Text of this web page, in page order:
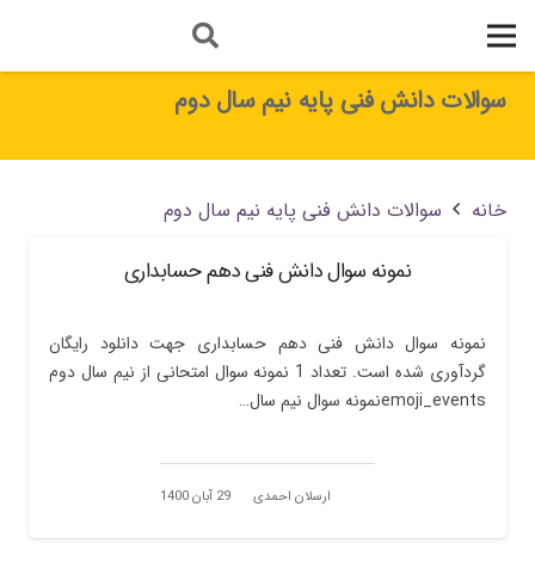
سوالات دانش فنی پایه نیم سال دوم
خانه سوالات دانش فنی پایه نیم سال دوم
نمونه سوال دانش فنی دهم حسابداری
نمونه سوال دانش فنی دهم حسابداری جهت دانلود رایگان
گردآوری شده است. تعداد 1 نمونه سوال امتحانی از نیم سال دوم
emoji_eventsنمونه سوال نیم سال…
ارسلان احمدی 29 آبان 1400